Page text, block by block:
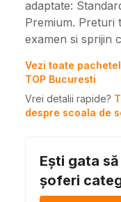
adaptate:
Premium. Preturi
examen si sprijin
Vezi toate
TOP Bucuresti
Vrei detalii rapide?
despre scoala de
Ești gata
șoferi